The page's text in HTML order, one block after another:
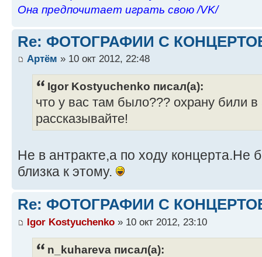
Она предпочитает играть свою /VK/
Re: ФОТОГРАФИИ С
Артём » 10 окт 2012, 22:48
Igor Kostyuchenko писал(а):
что у вас там было??? охрану били в
рассказывайте!
Не в антракте,а по ходу концерта.Не
близка к этому.
Re: ФОТОГРАФИИ С
Igor Kostyuchenko » 10 окт 2012, 23:10
n_kuhareva писал(а):